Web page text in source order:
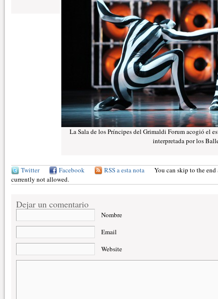
La Sala de los Príncipes del Grimaldi Forum acogió el
interpretada por los
Twitter Facebook RSS a esta nota
You can skip to the
currently not allowed.
Dejar un comentario
Nombre
Email
Website